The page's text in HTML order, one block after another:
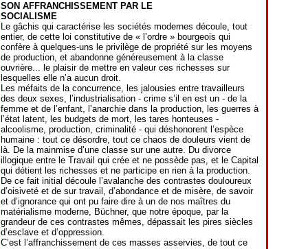
SON AFFRANCHISSEMENT PAR LE
SOCIALISME
Le gâchis qui caractérise les sociétés modernes découle, tout
entier, de cette loi constitutive de « l’ordre » bourgeois qui
confère à quelques-uns le privilège de propriété sur les moyens
de production, et abandonne généreusement à la classe
ouvrière... le plaisir de mettre en valeur ces richesses sur
lesquelles elle n’a aucun droit.
Les méfaits de la concurrence, les jalousies entre travailleurs
des deux sexes, l’industrialisation - crime s’il en est un - de la
femme et de l’enfant, l’anarchie dans la production, les guerres à
l’état latent, les budgets de mort, les tares honteuses -
alcoolisme, production, criminalité - qui déshonorent l’espèce
humaine : tout ce désordre, tout ce chaos de douleurs vient de
là. De la mainmise d’une classe sur une autre. Du divorce
illogique entre le Travail qui crée et ne possède pas, et le Capital
qui détient les richesses et ne participe en rien à la production.
De ce fait initial découle l’avalanche des contrastes douloureux
d’oisiveté et de sur travail, d’abondance et de misère, de savoir
et d’ignorance qui ont pu faire dire à un de nos maîtres du
matérialisme moderne, Büchner, que notre époque, par la
grandeur de ces contrastes mêmes, dépassait les pires siècles
d’esclave et d’oppression.
C’est l’affranchissement de ces masses asservies, de tout ce